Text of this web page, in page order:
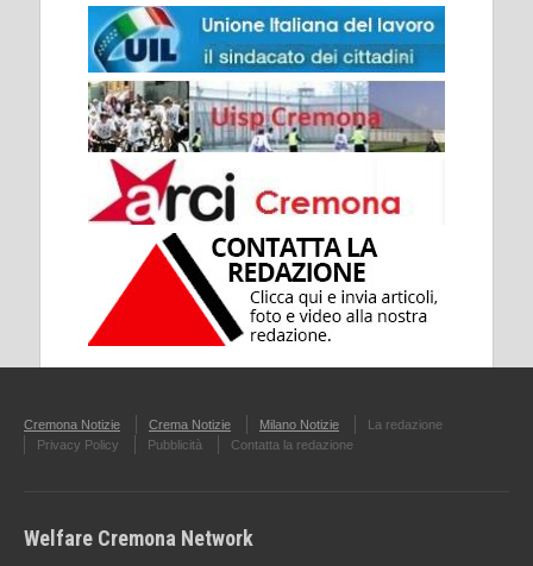
Cremona Notizie Crema Notizie Milano Notizie
La redazione
Privacy Policy
Pubblicità Contatta la redazione
Welfare Cremona Network